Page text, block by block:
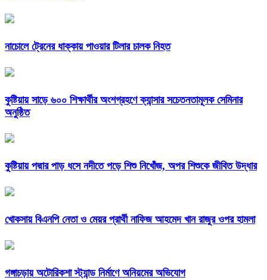
নাচোলে ট্রেনের ধাক্কায় পাওয়ার টিলার চালক নিহত
কুষ্টিয়ায় সাড়ে ৬০০ শিক্ষার্থীর অংশগ্রহণে ক্যান্সার সচেতনতামূলক সেমিনার
অনুষ্ঠিত
কুষ্টিয়ায় পদ্মার পাড় ধসে নদীতে পড়ে শিশু নিখোঁজ, অপর শিশুকে জীবিত উদ্ধার
খোকসায় বিএনপি নেতা ও মেয়র প্রার্থী নাফিজ আহমেদ খান রাজুর ওপর হামলা
গঙ্গাচড়ায় অটোরিকশা স্ট্যান্ড নির্মাণে অনিয়মের অভিযোগ